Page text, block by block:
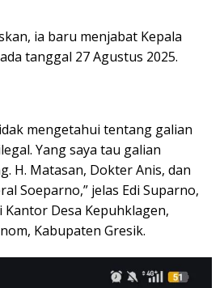
ia baru menjabat Kepala
tanggal 27 Agustus 2025.
mengetahui tentang galian
Yang saya tau galian
H. Matasan, Dokter Anis, dan
Soeparno,” jelas Edi Suparno,
Kantor Desa Kepuhklagen,
Kabupaten Gresik.